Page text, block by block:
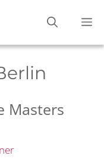
Masters